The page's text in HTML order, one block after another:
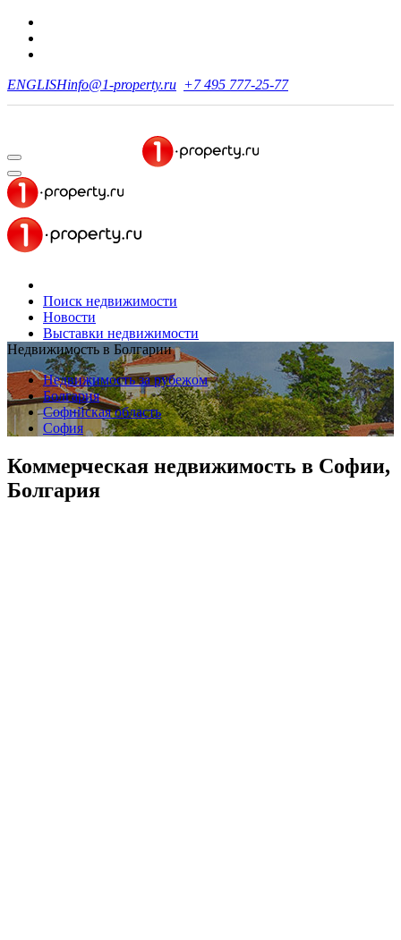
ENGLISHinfo@1-property.ru +7 495 777-25-77
Поиск недвижимости
Новости
Выставки недвижимости
Недвижимость в Болгарии
Недвижимость за рубежом
Болгария
Софийская область
София
Коммерческая недвижимость в Софии,
Болгария